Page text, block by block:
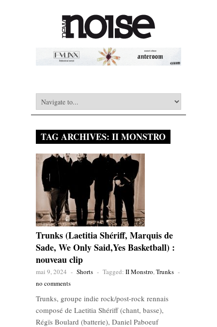
TAG ARCHIVES: II MONSTRO
Trunks (Laetitia Shériff, Marquis de
Sade, We Only Said,Yes Basketball) :
nouveau clip
mai 9, 2024 - Shorts - Tagged: II Monstro,Trunks -
no comments
Trunks, groupe indie rock/post-rock rennais
composé de Laetitia Shériff (chant, basse),
Régïs Boulard (batterie), Daniel Paboeuf